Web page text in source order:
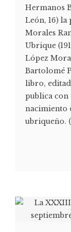
Hermanos
León, 16)
Morales
Ubrique
López
Bartolomé
libro,
publica
nacimiento
ubriqueño.